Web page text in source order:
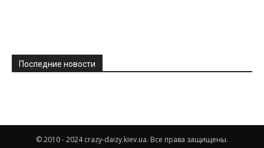
Последние новости
© 2010 - 2024 crazy-daizy.kiev.ua. Все права защищены.